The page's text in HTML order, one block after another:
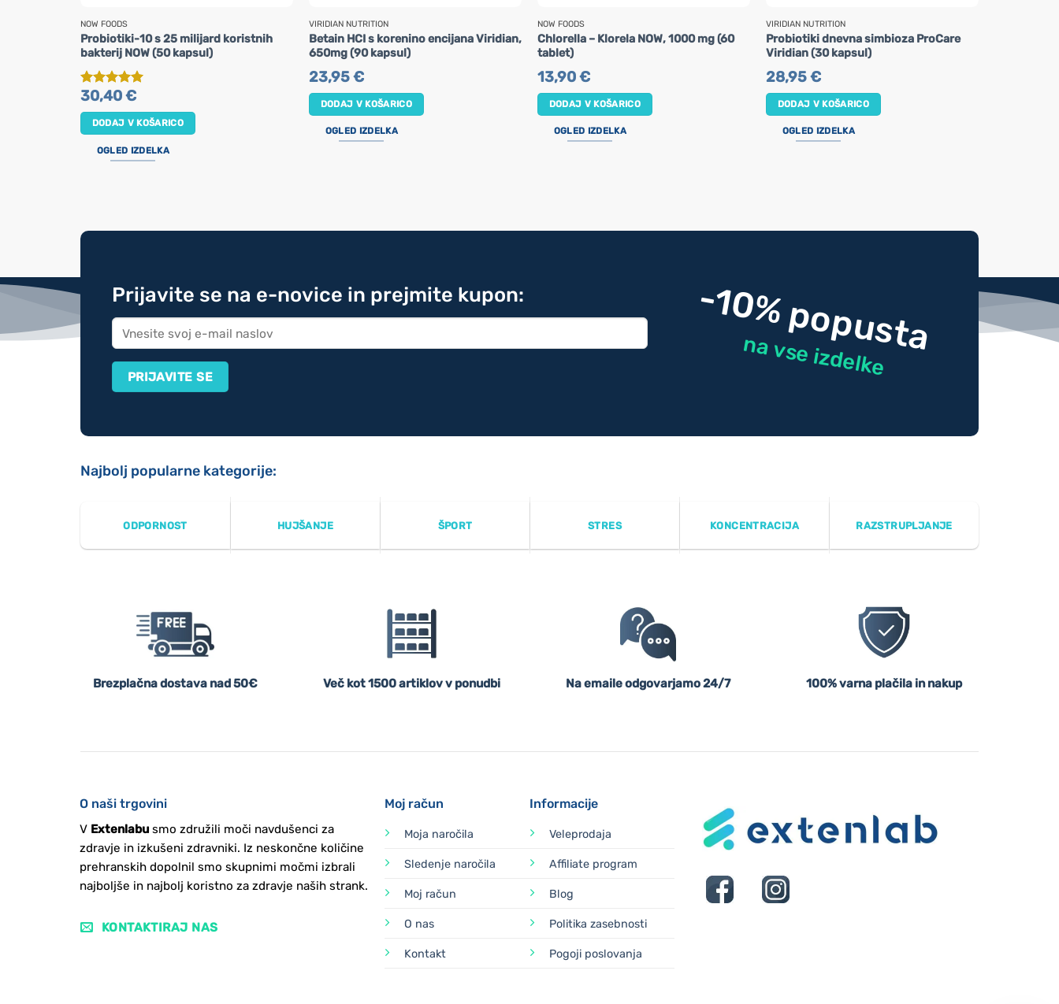
NOW FOODS
Probiotiki-10 s 25 milijard koristnih
bakterij NOW (50 kapsul)
Ocenjeno5
30,40€
DODAJ V KOŠARICO
OGLED IZDELKA
VIRIDIAN NUTRITION
Betain HCI s korenino encijana Viridian,
650mg (90 kapsul)
23,95€
DODAJ V KOŠARICO
OGLED IZDELKA
NOW FOODS
Chlorella – Klorela NOW, 1000 mg (60
tablet)
13,90€
DODAJ V KOŠARICO
OGLED IZDELKA
VIRIDIAN NUTRITION
Probiotiki dnevna simbioza ProCare
Viridian (30 kapsul)
28,95€
DODAJ V KOŠARICO
OGLED IZDELKA
Prijavite se na e-novice in prejmite kupon: -10% popusta
na vse izdelke
Najbolj popularne kategorije:
ODPORNOST HUJŠANJE ŠPORT STRES KONCENTRACIJA RAZSTRUPLJANJE
Brezplačna dostava nad 50€ Več kot 1500 artiklov v ponudbi Na emaile odgovarjamo 24/7 100% varna plačila in nakup
O naši trgovini
V Extenlabusmo združili moči navdušenci za
zdravje in izkušeni zdravniki. Iz neskončne količine
prehranskih dopolnil smo skupnimi močmi izbrali
najboljše in najbolj koristno za zdravje naših strank.
KONTAKTIRAJ NAS
Moj račun
Moja naročila
Sledenje naročila
Moj račun
O nas
Kontakt
Informacije
Veleprodaja
Affiliate program
Blog
Politika zasebnosti
Pogoji poslovanja